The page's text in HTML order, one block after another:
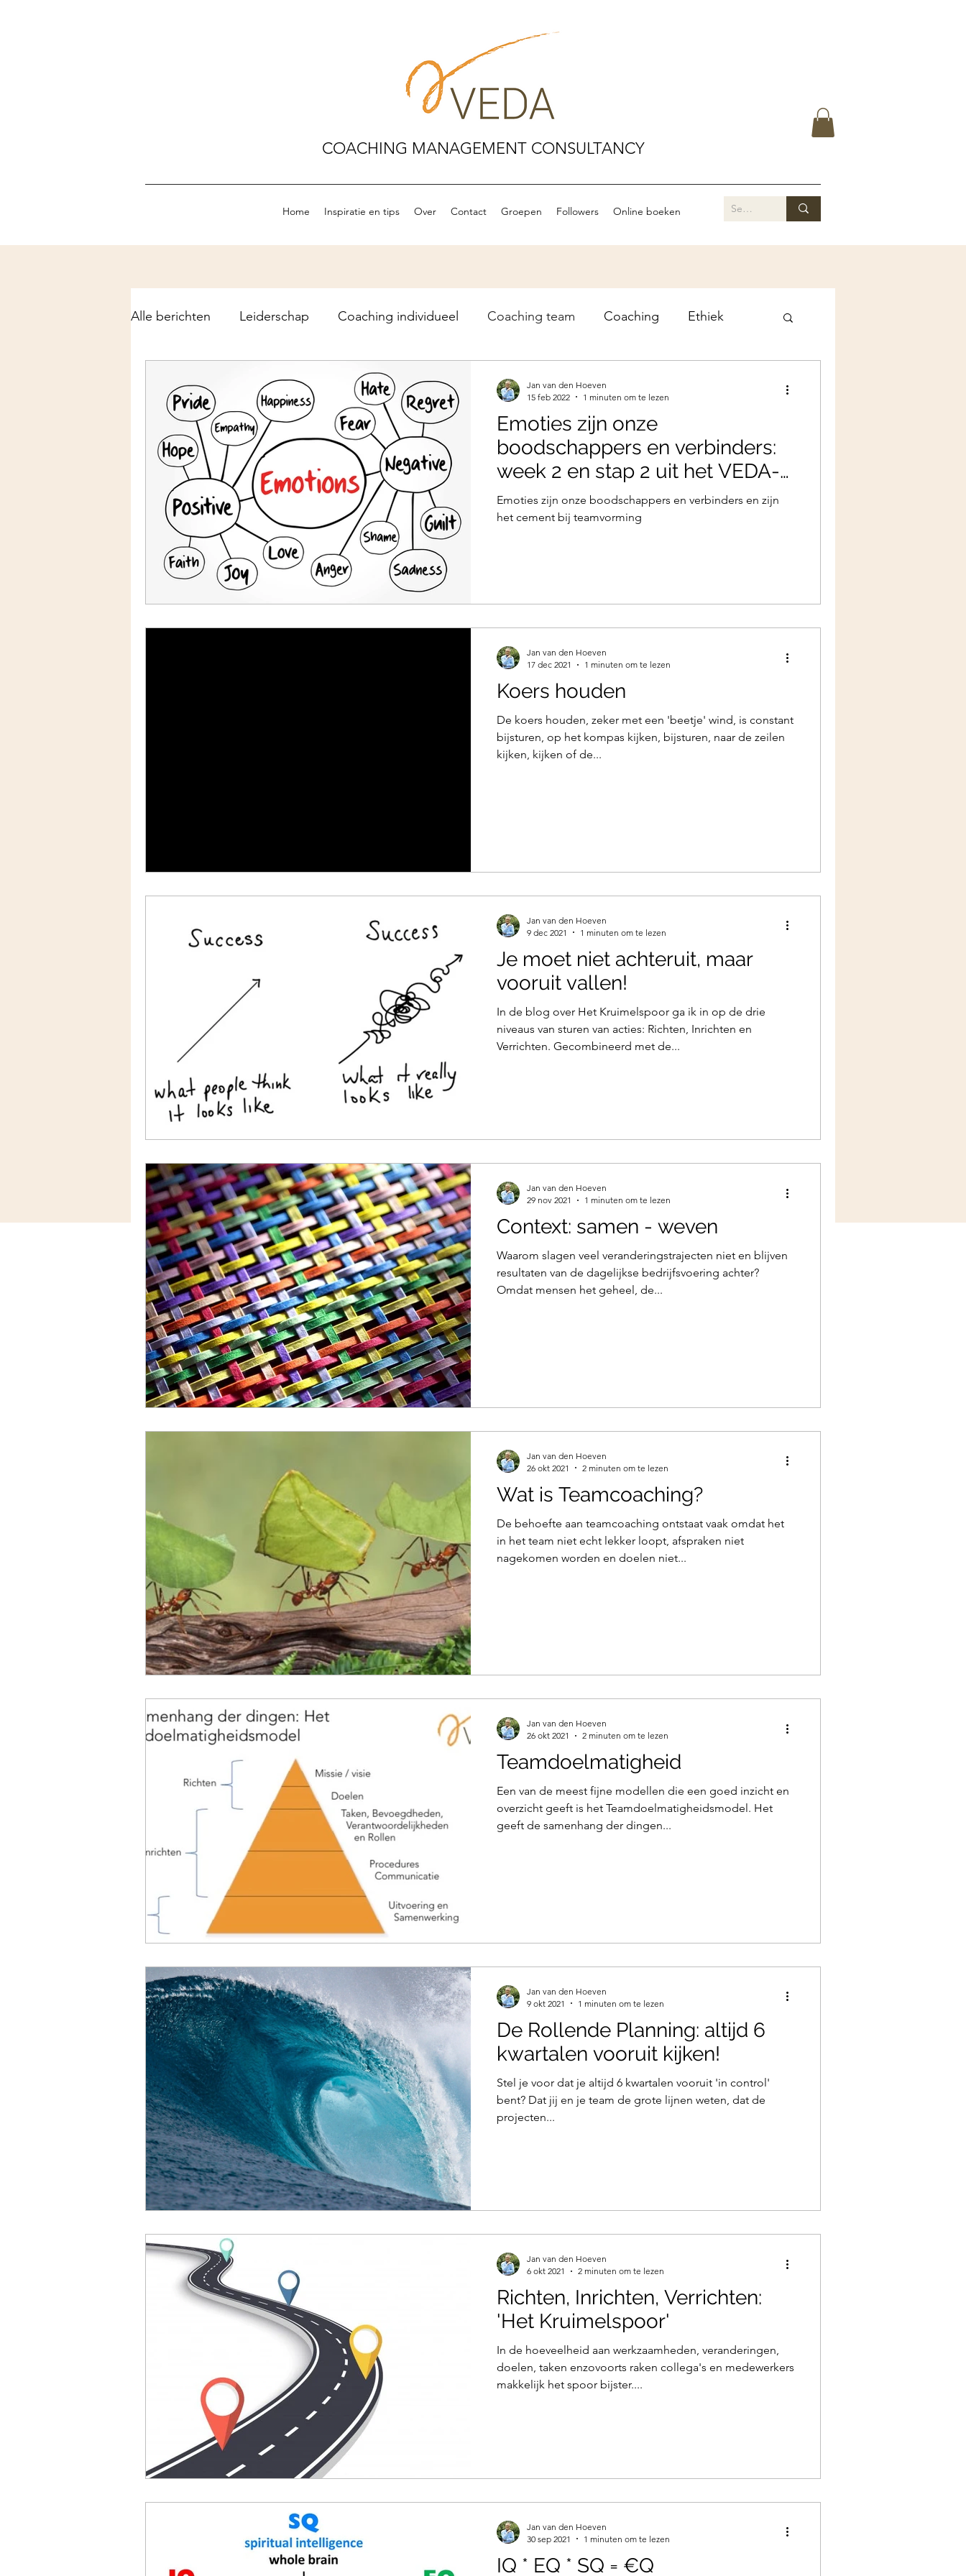
COACHING MANAGEMENT CONSULTANCY
Home Inspiratie en tips Over Contact Groepen Followers Online boeken
Alle berichten Leiderschap Coaching individueel Coaching team Coaching Ethiek
Jaarplanning
Transformatie Conflicthantering
Emoties zijn onze
boodschappers en verbinders:
week 2 en stap 2 uit het VEDA-
model
Emoties zijn onze boodschappers en verbinders en zijn
het cement bij teamvorming
Jan van den Hoeven
15 feb 2022
1 minuten om te lezen
Koers houden
De koers houden, zeker met een 'beetje' wind, is constant
bijsturen, op het kompas kijken, bijsturen, naar de zeilen
kijken, kijken of de...
Jan van den Hoeven
17 dec 2021
1 minuten om te lezen
Je moet niet achteruit, maar
vooruit vallen!
In de blog over Het Kruimelspoor ga ik in op de drie
niveaus van sturen van acties: Richten, Inrichten en
Verrichten. Gecombineerd met de...
Jan van den Hoeven
9 dec 2021
1 minuten om te lezen
Context: samen - weven
Waarom slagen veel veranderingstrajecten niet en blijven
resultaten van de dagelijkse bedrijfsvoering achter?
Omdat mensen het geheel, de...
Jan van den Hoeven
29 nov 2021
1 minuten om te lezen
Wat is Teamcoaching?
De behoefte aan teamcoaching ontstaat vaak omdat het
in het team niet echt lekker loopt, afspraken niet
nagekomen worden en doelen niet...
Jan van den Hoeven
26 okt 2021
2 minuten om te lezen
Teamdoelmatigheid
Een van de meest fijne modellen die een goed inzicht en
overzicht geeft is het Teamdoelmatigheidsmodel. Het
geeft de samenhang der dingen...
Jan van den Hoeven
26 okt 2021
2 minuten om te lezen
De Rollende Planning: altijd 6
kwartalen vooruit kijken!
Stel je voor dat je altijd 6 kwartalen vooruit 'in control'
bent? Dat jij en je team de grote lijnen weten, dat de
projecten...
Jan van den Hoeven
9 okt 2021
1 minuten om te lezen
Richten, Inrichten, Verrichten:
'Het Kruimelspoor'
In de hoeveelheid aan werkzaamheden, veranderingen,
doelen, taken enzovoorts raken collega's en medewerkers
makkelijk het spoor bijster....
Jan van den Hoeven
6 okt 2021
2 minuten om te lezen
IQ * EQ * SQ = €Q
Jan van den Hoeven
30 sep 2021
1 minuten om te lezen